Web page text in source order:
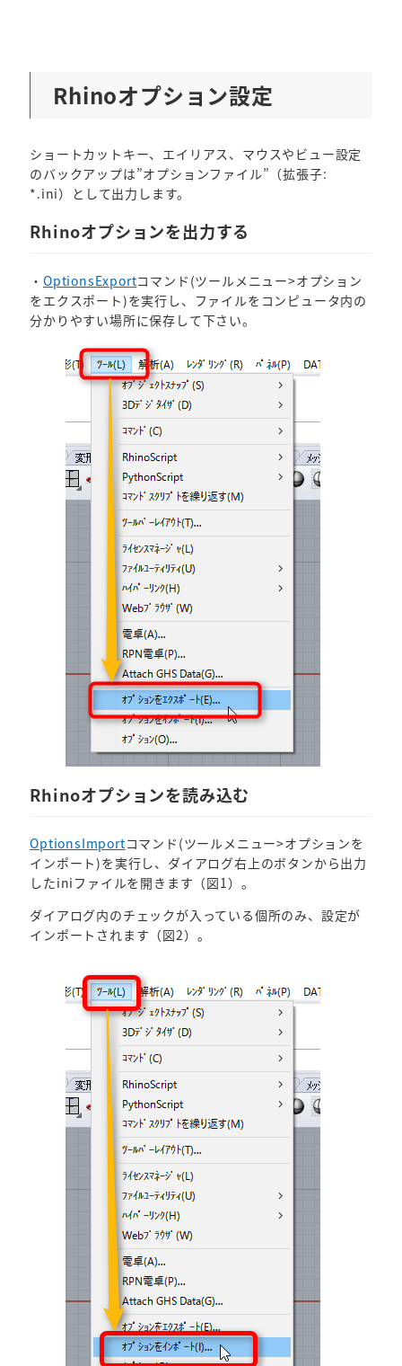
Rhinoオプション設定
ショートカットキー、エイリアス、マウスやビュー設定
のバックアップは”オプションファイル”（拡張子:
*.ini）として出力します。
Rhinoオプションを出力する
・ OptionsExportコマンド(ツールメニュー>オプション
をエクスポート)を実行し、ファイルをコンピュータ内の
分かりやすい場所に保存して下さい。
Rhinoオプションを読み込む
OptionsImportコマンド(ツールメニュー>オプションを
インポート)を実行し、ダイアログ右上のボタンから出力
したiniファイルを開きます（図1）。
ダイアログ内のチェックが入っている個所のみ、設定が
インポートされます（図2）。